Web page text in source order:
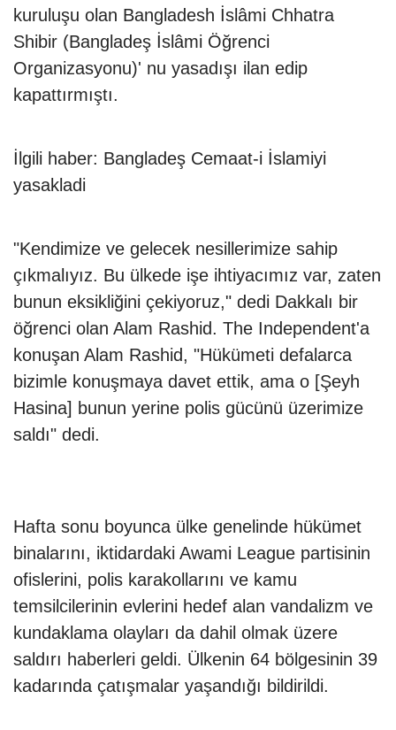
kuruluşu olan Bangladesh İslâmi Chhatra
Shibir (Bangladeş İslâmi Öğrenci
Organizasyonu)' nu yasadışı ilan edip
kapattırmıştı.
İlgili haber: Bangladeş Cemaat-i İslamiyi
yasakladi
"Kendimize ve gelecek nesillerimize sahip
çıkmalıyız. Bu ülkede işe ihtiyacımız var, zaten
bunun eksikliğini çekiyoruz," dedi Dakkalı bir
öğrenci olan Alam Rashid. The Independent'a
konuşan Alam Rashid, "Hükümeti defalarca
bizimle konuşmaya davet ettik, ama o [Şeyh
Hasina] bunun yerine polis gücünü üzerimize
saldı" dedi.
Hafta sonu boyunca ülke genelinde hükümet
binalarını, iktidardaki Awami League partisinin
ofislerini, polis karakollarını ve kamu
temsilcilerinin evlerini hedef alan vandalizm ve
kundaklama olayları da dahil olmak üzere
saldırı haberleri geldi. Ülkenin 64 bölgesinin 39
kadarında çatışmalar yaşandığı bildirildi.